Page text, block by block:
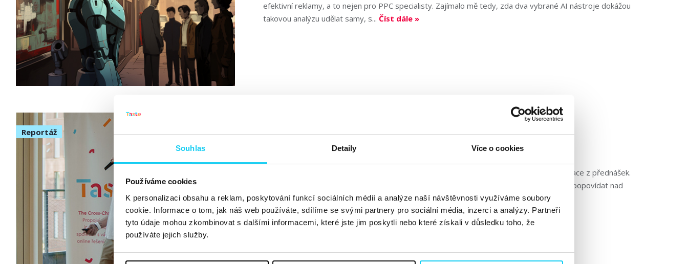
Souhlas Detaily Více o cookies
Používáme cookies
K personalizaci obsahu a reklam, poskytování funkcí sociálních médií a analýze naší návštěvnosti využíváme soubory
cookie. Informace o tom, jak náš web používáte, sdílíme se svými partnery pro sociální média, inzerci a analýzy. Partneři
tyto údaje mohou zkombinovat s dalšími informacemi, které jste jim poskytli nebo které získali v důsledku toho, že
používáte jejich služby.
efektivní reklamy, a to nejen pro PPC specialisty. Zajímalo mě tedy, zda dva vybrané AI nástroje dokážou
takovou analýzu udělat samy, s... Číst dále »
Reportáž
PPC
Pátý PPC Date měl rekordní účast. Večerní randíčko pro PPCčkaře, bylo nejen plné inspirace z přednášek.
S komunitou PPC specialistů, jsme měli možnost sdílet vzájemně know-how, příjemně si popovídat nad
skleničkou prosecca, a seznámit se s dalšími profíky v oboru....Číst dále »